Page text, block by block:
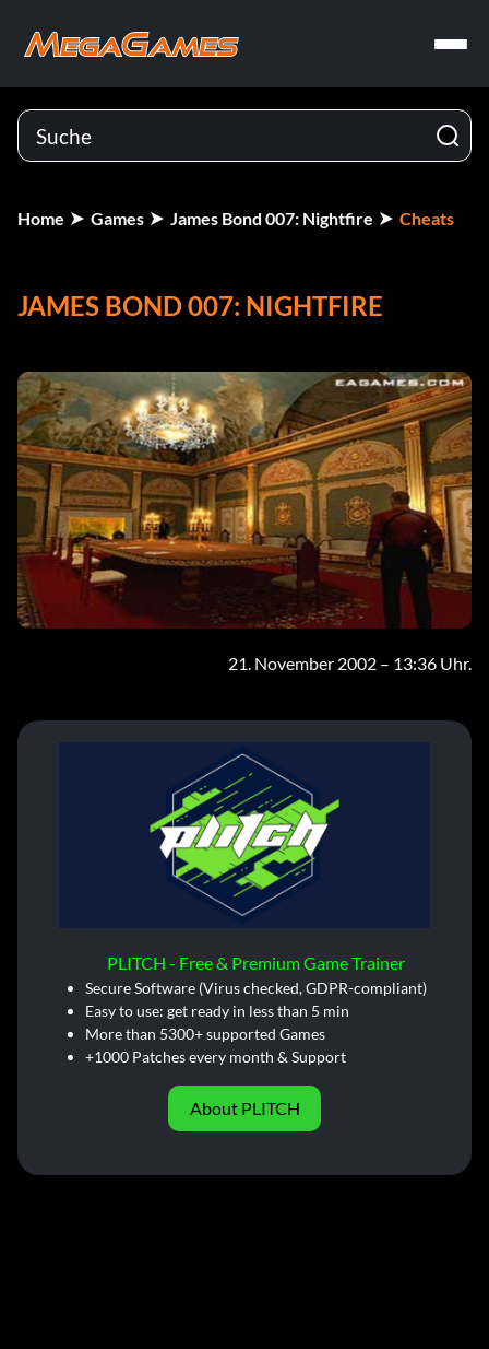
Home Games James Bond 007: Nightfire Cheats
JAMES BOND 007: NIGHTFIRE
21. November 2002 – 13:36 Uhr.
PLITCH - Free & Premium Game Trainer
Secure Software (Virus checked, GDPR-compliant)
Easy to use: get ready in less than 5 min
More than 5300+ supported Games
+1000 Patches every month & Support
About PLITCH